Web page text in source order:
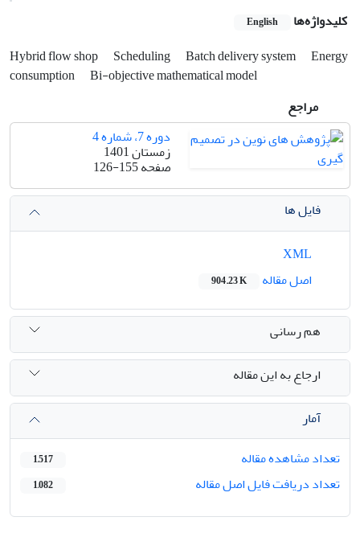
کلیدواژه‌ها English
Hybrid flow shop Scheduling Batch delivery system
Energy
consumption
Bi-objective mathematical model
مراجع
دوره 7، شماره 4
زمستان 1401
صفحه126-155
فایل ها
اصل مقاله
904.23 K
هم رسانی
ارجاع به این مقاله
آمار
تعداد مشاهده مقاله
1,517
تعداد دریافت فایل اصل مقاله 1,082